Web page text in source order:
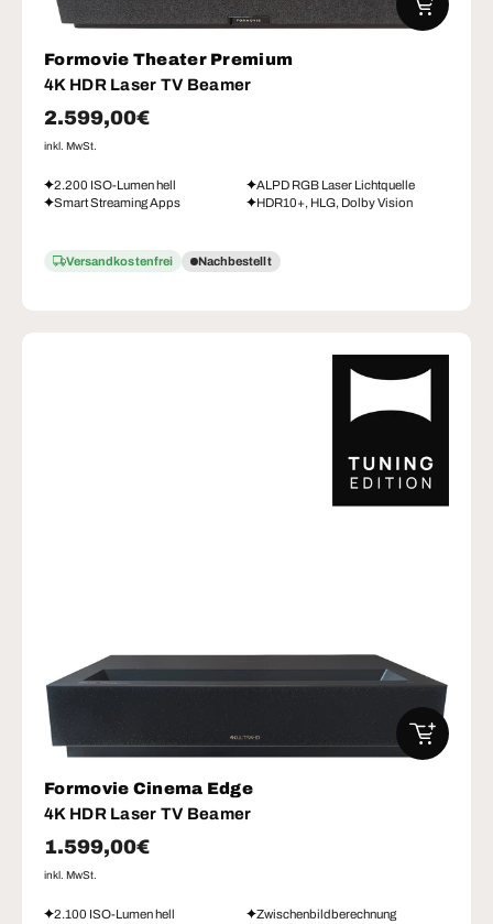
Formovie Theater Premium
4K HDR Laser TV Beamer
Normaler Preis
2.599,00€
inkl. MwSt.
2.200 ISO-Lumen hell
ALPD RGB Laser Lichtquelle
Smart Streaming Apps
HDR10+, HLG, Dolby Vision
Versandkostenfrei Nachbestellt
Formovie Cinema Edge
4K HDR Laser TV Beamer
Normaler Preis
1.599,00€
inkl. MwSt.
2.100 ISO-Lumen hell
Zwischenbildberechnung
IN DEN